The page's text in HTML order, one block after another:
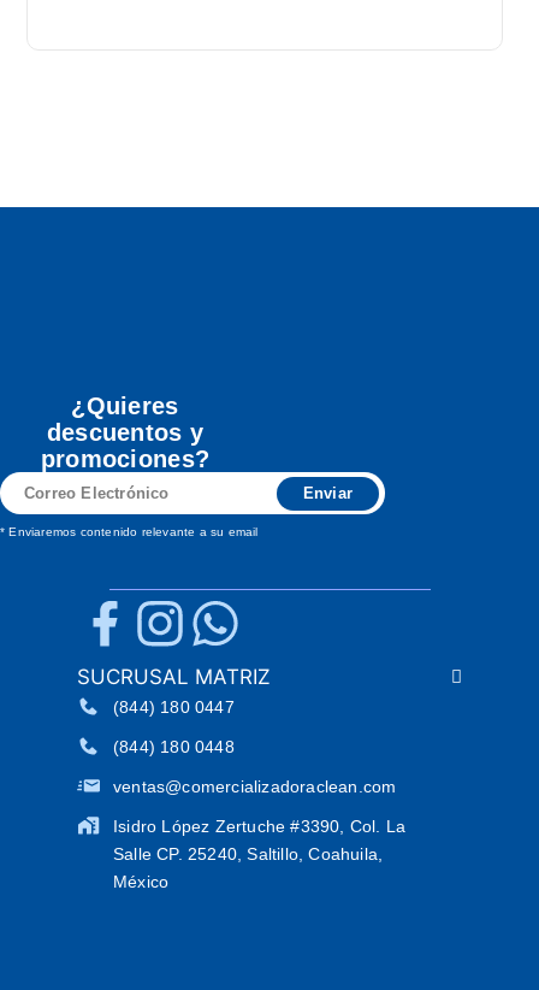
¿Quieres
descuentos y
promociones?
Correo
Electrónico
Enviar
* Enviaremos contenido relevante a su email
SUCRUSAL MATRIZ
(844) 180 0447
(844) 180 0448
ventas@comercializadoraclean.com
Isidro López Zertuche #3390, Col. La
Salle CP. 25240, Saltillo, Coahuila,
México